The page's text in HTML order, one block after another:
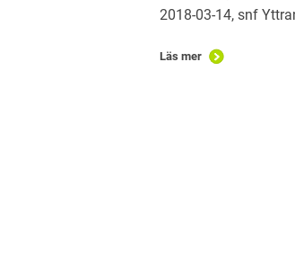
2018-03-14, snf
Läs mer